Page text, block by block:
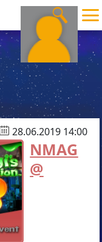
28.06.2019 14:00
NMAG
@